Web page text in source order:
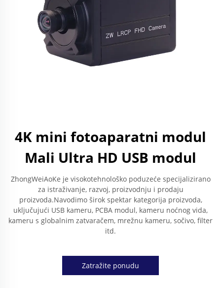
4K mini fotoaparatni modul
Mali Ultra HD USB modul
ZhongWeiAoKe je visokotehnološko poduzeće specijalizirano
za istraživanje, razvoj, proizvodnju i prodaju
proizvoda.Navodimo širok spektar kategorija proizvoda,
uključujući USB kameru, PCBA modul, kameru noćnog vida,
kameru s globalnim zatvaračem, mrežnu kameru, sočivo, filter
itd.
Zatražite ponudu